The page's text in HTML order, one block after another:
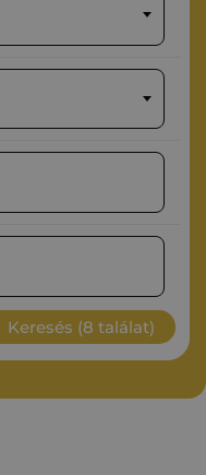
Keresés (8 találat)